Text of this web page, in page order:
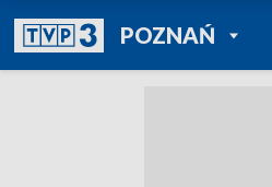
POZNAŃPOWRÓT DO
TVP REGIONY